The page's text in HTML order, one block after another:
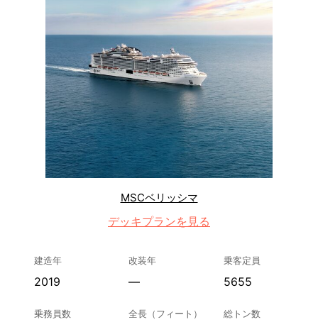
MSCベリッシマ
デッキプランを見る
建造年
2019
改装年
—
乗客定員
5655
乗務員数 全長（フィート） 総トン数